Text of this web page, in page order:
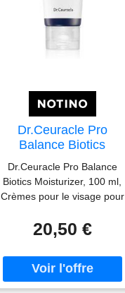
Dr.Ceuracle Pro
Balance Biotics
hydratante et
nourrissante pour le
renforcement de la
ml
Dr.Ceuracle Pro Balance
Biotics Moisturizer, 100 ml,
Crèmes pour le visage pour
pas sous-estimer les soins
de votre visage ? Utilisez
quotidiennement une crème
hydratante – elle constitue
le soin de base
20,50 €